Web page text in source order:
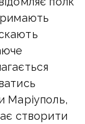
Маріуполь,
створити